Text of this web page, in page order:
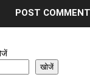
खोजें